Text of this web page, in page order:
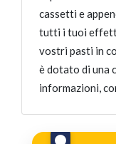
cassetti e
tutti i tuoi
vostri pasti in
è dotato di una
informazioni,